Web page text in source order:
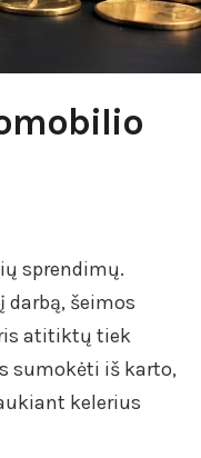
sprendimų.
darbą, šeimos
atitiktų tiek
sumokėti iš karto,
kelerius